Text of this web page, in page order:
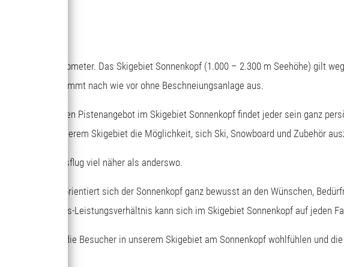
Pistenkilometer. Das Skigebiet Sonnenkopf (1.000 – 2.300 m Seehöhe) gilt
und kommt nach wie vor ohne Beschneiungsanlage aus.
dem vielseitigen Pistenangebot im Skigebiet Sonnenkopf findet jeder sein ganz
in unserem Skigebiet die Möglichkeit, sich Ski, Snowboard und Zubehör
beim Tagesausflug viel näher als anderswo.
und Kinder orientiert sich der Sonnenkopf ganz bewusst an den Wünschen,
Das Preis-Leistungsverhältnis kann sich im Skigebiet Sonnenkopf auf jeden
dass sich die Besucher in unserem Skigebiet am Sonnenkopf wohlfühlen und